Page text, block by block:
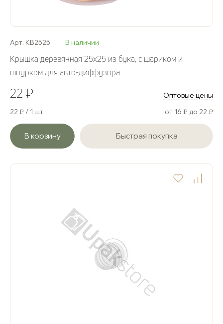
Арт. KB2525 В наличии
Крышка деревянная 25х25 из бука, с шариком и
шнурком для авто-диффузора
22 ₽ Оптовые цены
22 ₽ / 1 шт. от 16 ₽ до 22 ₽
В корзину Быстрая покупка